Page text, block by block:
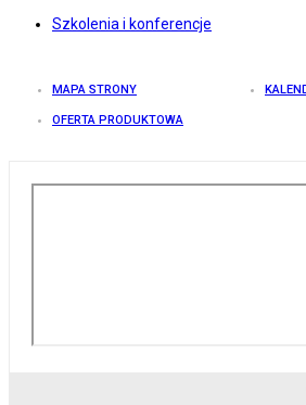
Szkolenia i konferencje
MAPA STRONY
OFERTA PRODUKTOWA